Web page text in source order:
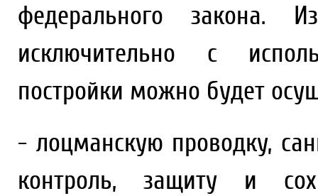
федерального закона.
исключительно с
постройки можно будет
- лоцманскую проводку,
контроль, защиту и